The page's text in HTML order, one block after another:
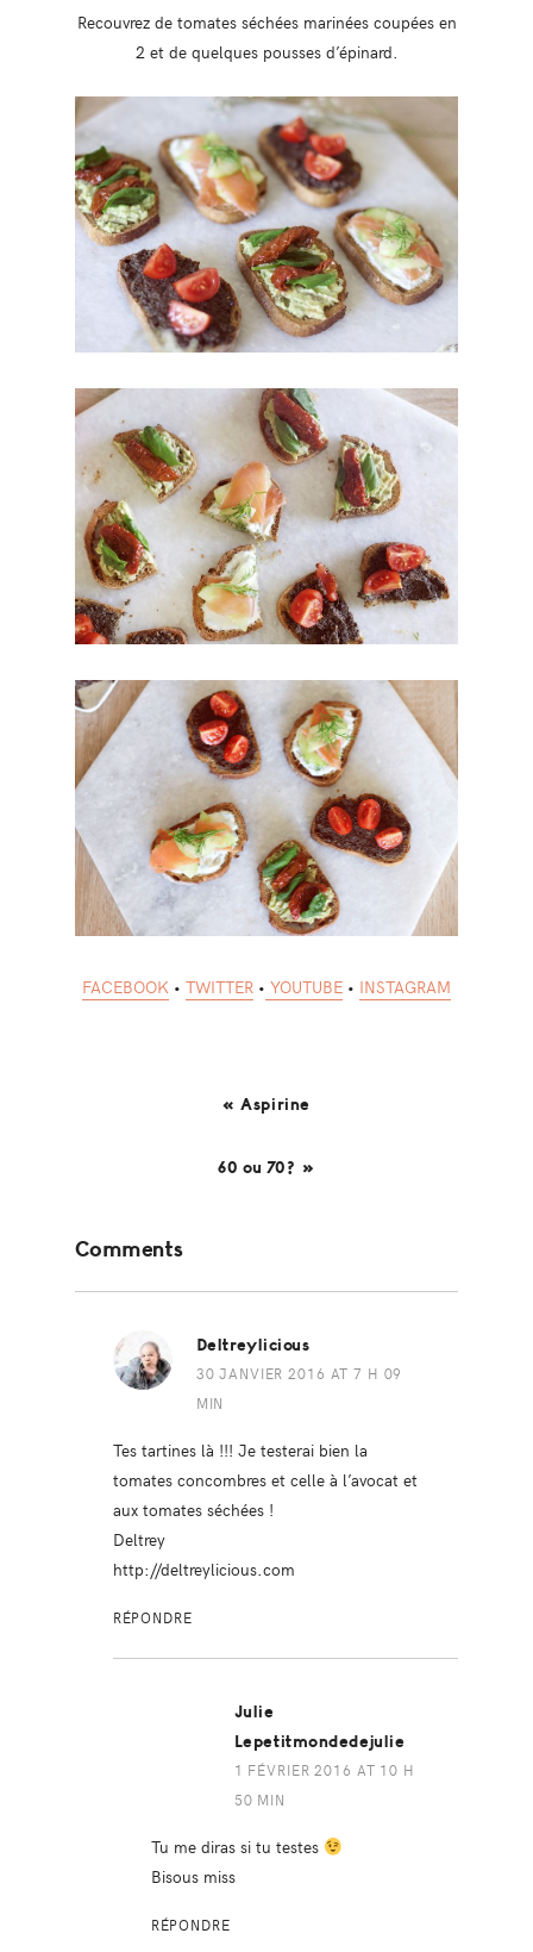
Recouvrez de tomates séchées marinées coupées en
2 et de quelques pousses d’épinard.
FACEBOOK • TWITTER • YOUTUBE • INSTAGRAM
« Aspirine
60 ou 70? »
Interactions
Comments
Deltreylicious
30 JANVIER 2016 AT 7 H 09
MIN
Tes tartines là !!! Je testerai bien la
tomates concombres et celle à l’avocat et
aux tomates séchées !
Deltrey
http://deltreylicious.com
RÉPONDRE
Julie
Lepetitmondedejulie
1 FÉVRIER 2016 AT 10 H
50 MIN
Tu me diras si tu testes
Bisous miss
RÉPONDRE